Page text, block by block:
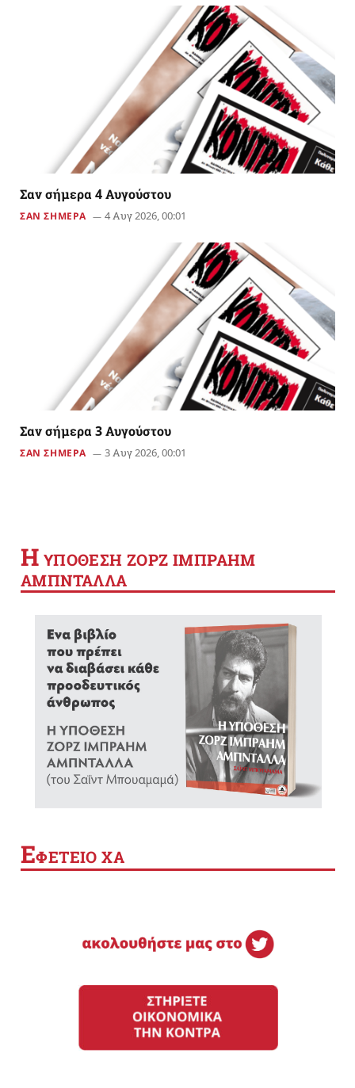
Σαν σήμερα 4 Αυγούστου
ΣΑΝ ΣΗΜΕΡΑ 4 Αυγ 2026, 00:01
Σαν σήμερα 3 Αυγούστου
ΣΑΝ ΣΗΜΕΡΑ 3 Αυγ 2026, 00:01
Η YΠΟΘΕΣΗ ΖΟΡΖ ΙΜΠΡΑΗΜ
ΑΜΠΝΤΑΛΛΑ
ΕΦΕΤΕΙΟ ΧΑ